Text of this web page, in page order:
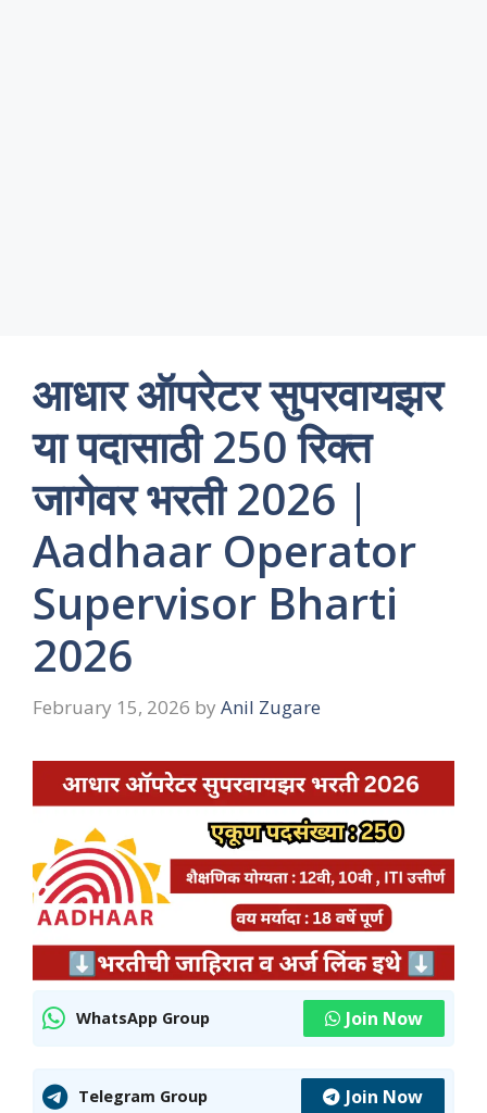
आधार ऑपरेटर सुपरवायझर
या पदासाठी 250 रिक्त
जागेवर भरती 2026 |
Aadhaar Operator
Supervisor Bharti
2026
February 15, 2026 by Anil Zugare
WhatsApp Group Join Now
Telegram Group Join Now